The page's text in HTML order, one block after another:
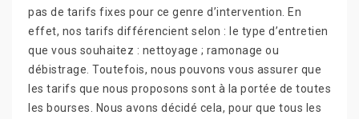
pas de tarifs fixes pour ce genre d’intervention. En
effet, nos tarifs différencient selon : le type d’entretien
que vous souhaitez : nettoyage ; ramonage ou
débistrage. Toutefois, nous pouvons vous assurer que
les tarifs que nous proposons sont à la portée de toutes
les bourses. Nous avons décidé cela, pour que tous les